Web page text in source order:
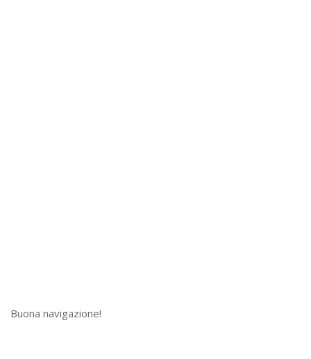
Buona navigazione!